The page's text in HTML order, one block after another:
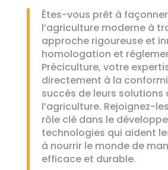
Êtes-vous prêt à façonner
l’agriculture moderne à
approche rigoureuse et
homologation et
Préciculture, votre
directement à la
succès de leurs solutions
l’agriculture. Rejoignez-
rôle clé dans le
technologies qui aident
à nourrir le monde de
efficace et durable.